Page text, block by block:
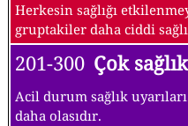
Herkesin sağlığı
gruptakiler daha ciddi
201-300 Çok
Acil durum sağlık
daha olasıdır.